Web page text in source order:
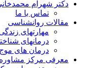
دکتر شهرام
تماس با ما
مقالات روانشناسی
مهارتهای
درمانهای
درمان های
معرفی مرکز